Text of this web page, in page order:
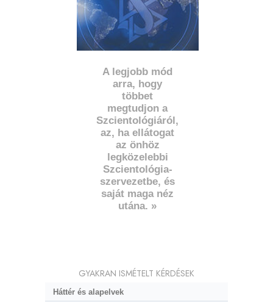
A legjobb mód
arra, hogy
többet
megtudjon a
Szcientológiáról,
az, ha ellátogat
az önhöz
legközelebbi
Szcientológia-
szervezetbe, és
saját maga néz
utána. »
GYAKRAN ISMÉTELT KÉRDÉSEK
Háttér és alapelvek